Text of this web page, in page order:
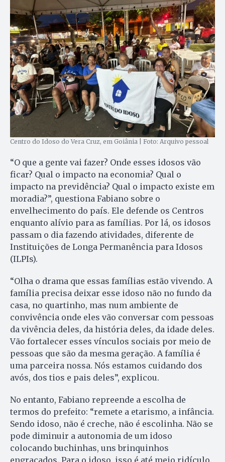
Centro do Idoso do Vera Cruz, em Goiânia | Foto: Arquivo pessoal
“O que a gente vai fazer? Onde esses idosos vão
ficar? Qual o impacto na economia? Qual o
impacto na previdência? Qual o impacto existe em
moradia?”, questiona Fabiano sobre o
envelhecimento do país. Ele defende os Centros
enquanto alívio para as famílias. Por lá, os idosos
passam o dia fazendo atividades, diferente de
Instituições de Longa Permanência para Idosos
(ILPIs).
“Olha o drama que essas famílias estão vivendo. A
família precisa deixar esse idoso não no fundo da
casa, no quartinho, mas num ambiente de
convivência onde eles vão conversar com pessoas
da vivência deles, da história deles, da idade deles.
Vão fortalecer esses vínculos sociais por meio de
pessoas que são da mesma geração. A família é
uma parceira nossa. Nós estamos cuidando dos
avós, dos tios e pais deles”, explicou.
No entanto, Fabiano repreende a escolha de
termos do prefeito: “remete a etarismo, a infância.
Sendo idoso, não é creche, não é escolinha. Não se
pode diminuir a autonomia de um idoso
colocando buchinhas, uns brinquinhos